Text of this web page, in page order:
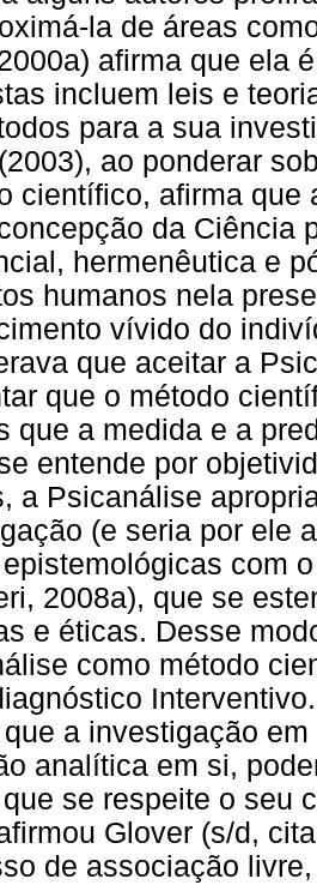
la de áreas
afirma que ela
incluem leis e
para a sua
ao ponderar
científico, afirma que
da Ciência
hermenêutica e
humanos nela
vívido do
que aceitar a
que o método
que a medida e a
entende por
a Psicanálise
(e seria por ele
com
2008a), que se
e éticas. Desse
como método
a investigação
analítica em si,
se respeite o seu
Glover (s/d,
de associação